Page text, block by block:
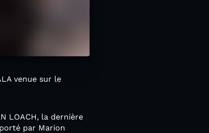
venue sur le
LOACH, la dernière
par Marion